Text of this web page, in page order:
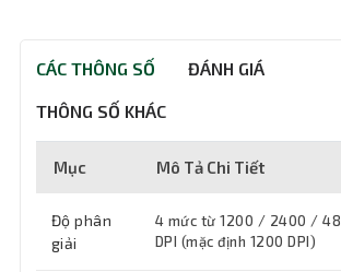
CÁC THÔNG SỐ ĐÁNH GIÁ
THÔNG SỐ KHÁC
Mục Mô Tả Chi Tiết
Độ phân
giải
4 mức từ 1200 / 2400 /
DPI (mặc định 1200 DPI)